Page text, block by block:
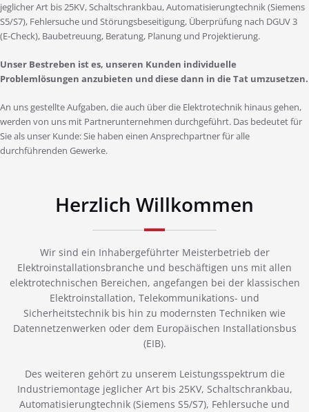
jeglicher Art bis 25KV, Schaltschrankbau, Automatisierungtechnik (Siemens
S5/S7), Fehlersuche und Störungsbeseitigung, Überprüfung nach DGUV 3
(E-Check), Baubetreuung, Beratung, Planung und Projektierung.
Unser Bestreben ist es, unseren Kunden individuelle
Problemlösungen anzubieten und diese dann in die Tat umzusetzen.
An uns gestellte Aufgaben, die auch über die Elektrotechnik hinaus gehen,
werden von uns mit Partnerunternehmen durchgeführt. Das bedeutet für
Sie als unser Kunde: Sie haben einen Ansprechpartner für alle
durchführenden Gewerke.
Herzlich Willkommen
Wir sind ein Inhabergeführter Meisterbetrieb der
Elektroinstallationsbranche und beschäftigen uns mit allen
elektrotechnischen Bereichen, angefangen bei der klassischen
Elektroinstallation, Telekommunikations- und
Sicherheitstechnik bis hin zu modernsten Techniken wie
Datennetzenwerken oder dem Europäischen Installationsbus
(EIB).
Des weiteren gehört zu unserem Leistungsspektrum die
Industriemontage jeglicher Art bis 25KV, Schaltschrankbau,
Automatisierungtechnik (Siemens S5/S7), Fehlersuche und